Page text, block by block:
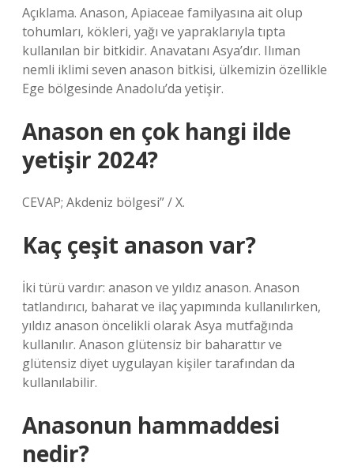
Açıklama. Anason, Apiaceae familyasına ait olup
tohumları, kökleri, yağı ve yapraklarıyla tıpta
kullanılan bir bitkidir. Anavatanı Asya’dır. Ilıman
nemli iklimi seven anason bitkisi, ülkemizin özellikle
Ege bölgesinde Anadolu’da yetişir.
Anason en çok hangi ilde
yetişir 2024?
CEVAP; Akdeniz bölgesi” / X.
Kaç çeşit anason var?
İki türü vardır: anason ve yıldız anason. Anason
tatlandırıcı, baharat ve ilaç yapımında kullanılırken,
yıldız anason öncelikli olarak Asya mutfağında
kullanılır. Anason glütensiz bir baharattır ve
glütensiz diyet uygulayan kişiler tarafından da
kullanılabilir.
Anasonun hammaddesi
nedir?